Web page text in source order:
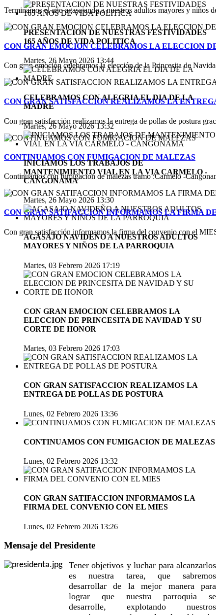
Terminamos el año agasajando a nuestros adultos mayores y niños
CON GRAN EMOCION CELEBRAMOS LA ELECCION
Con gran emoción celebramos la elección de la Princesita de
CON GRAN SATISFACCION REALIZAMOS LA
Con gran satisfacción realizamos la entrega de pollas de postura
CONTINUAMOS CON FUMIGACION DE MALEZAS
Continuamos con fumigación de malezas tramo :Carmelo -
CON GRAN SATIFACCION INFORMAMOS LA FIRMA
Con gran satisfacción informamos la firma del convenio con el
PRESENTACION DE NUESTRAS FESTIVIDADES
165 AÑOS DE VIDA POLITICA
Martes, 26 Mayo 2026 13:44
CELEBRAMOS CON ALEGRIA EL DIA DE LA
MADRE
Martes, 26 Mayo 2026 13:32
INICIAMOS LOS TRABAJOS DE
MANTENIMIENTO VIAL EN LA VIA CARMELO -
CANGONAMA
Martes, 26 Mayo 2026 13:30
AGASAJO NAVIDEÑO A NUESTROS ADULTOS
MAYORES Y NIÑOS DE LA PARROQUIA
Martes, 03 Febrero 2026 17:19
CON GRAN EMOCION CELEBRAMOS LA
ELECCION DE PRINCESITA DE NAVIDAD Y SU
CORTE DE HONOR
Martes, 03 Febrero 2026 17:03
CON GRAN SATISFACCION REALIZAMOS LA
ENTREGA DE POLLAS DE POSTURA
Lunes, 02 Febrero 2026 13:36
CONTINUAMOS CON FUMIGACION DE MALEZAS
Lunes, 02 Febrero 2026 13:32
CON GRAN SATIFACCION INFORMAMOS LA
FIRMA DEL CONVENIO CON EL MIES
Lunes, 02 Febrero 2026 13:26
Mensaje del Presidente
Tener objetivos y luchar para alcanzarlos
es nuestra tarea, que sabremos
desarrollar de la mejor manera para
lograr que nuestra parroquia se
desarrolle, explotando nuestros